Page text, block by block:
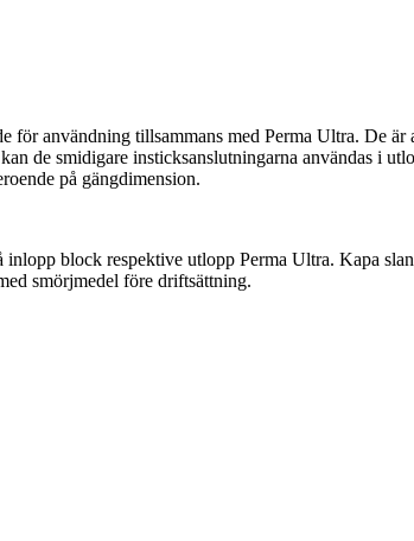
användning tillsammans med Perma Ultra. De
de smidigare insticksanslutningarna användas i
på gängdimension.
block respektive utlopp Perma Ultra. Kapa
smörjmedel före driftsättning.